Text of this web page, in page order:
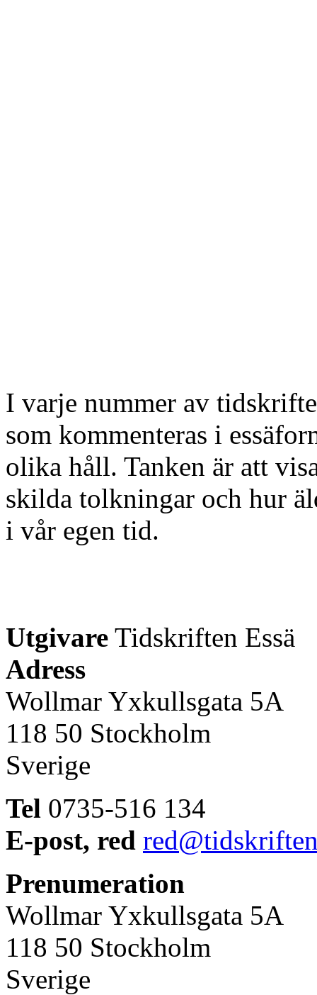
I varje nummer av
som kommenteras i
olika håll. Tanken är att
skilda tolkningar och hur
i vår egen tid.
Utgivare Tidskriften Essä
Adress
Wollmar Yxkullsgata 5A
118 50 Stockholm
Sverige
Tel 0735-516 134
E-post, red
Prenumeration
Wollmar Yxkullsgata 5A
118 50 Stockholm
Sverige